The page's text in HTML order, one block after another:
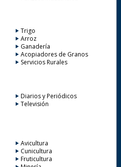
Trigo
Arroz
Ganadería
Acopiadores de Granos
Servicios Rurales
Diarios y Periódicos
Televisión
Avicultura
Cunicultura
Fruticultura